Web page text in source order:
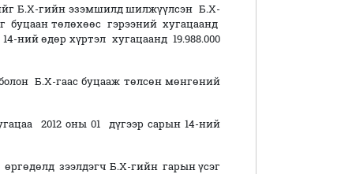
Б.Х-гийн эзэмшилд шилжүүлсэн Б.Х-
буцаан төлөхөөс гэрээний хугацаанд
14-ний өдөр хүртэл хугацаанд 19.988.000
Б.Х-гаас буцааж төлсөн мөнгөний
2012 оны 01 дүгээр сарын 14-ний
зээлдэгч Б.Х-гийн гарын үсэг